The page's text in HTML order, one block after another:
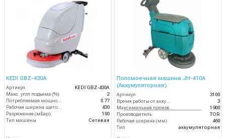
KEDI GBZ-430A
Артикул
KEDI GBZ-430A
Макс. угол подъема (%)
2
Потребляемая мощность (кВт)
0.77
Рабочая ширина щеток (мм)
430
Разряжение (мБар)
100
Тип машины
Сетевая
Поломоечная машина JH-410A
(Аккумуляторная)
Артикул
3100
Время работы от аккумуляторов (ч)
3
Максимальная производительность (кв.м/час)
1900
Производитель
TOR
Рабочая ширина (мм)
460
Тип
аккумуляторная